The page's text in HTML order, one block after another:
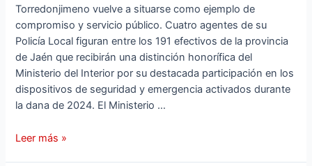
Torredonjimeno vuelve a situarse como ejemplo de
compromiso y servicio público. Cuatro agentes de su
Policía Local figuran entre los 191 efectivos de la provincia
de Jaén que recibirán una distinción honorífica del
Ministerio del Interior por su destacada participación en los
dispositivos de seguridad y emergencia activados durante
la dana de 2024. El Ministerio …
Reconocimiento
Leer más »